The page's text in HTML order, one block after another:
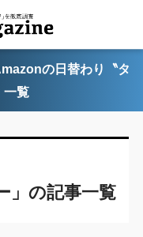
の日替わり〝タ
一覧
」の記事一覧